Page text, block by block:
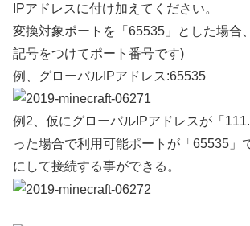
IPアドレスに付け加えてください。
変換対象ポートを「65535」とした場合
記号をつけてポート番号です)
例、グローバルIPアドレス:65535
例2、仮にグローバルIPアドレスが「
った場合で利用可能ポートが「65535」
にして接続する事ができる。